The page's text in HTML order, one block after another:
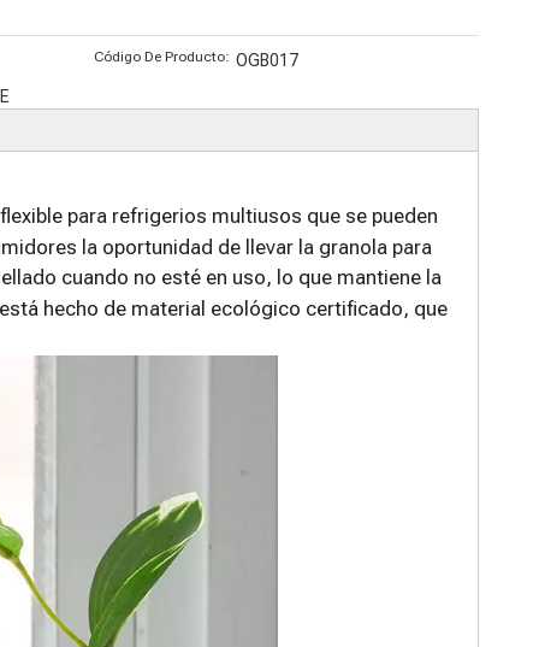
posconsumo
con
Código De Producto: OGB017
para refrigerios multiusos que se pueden
la oportunidad de llevar la granola para
cuando no esté en uso, lo que mantiene la
está hecho de material ecológico certificado, que